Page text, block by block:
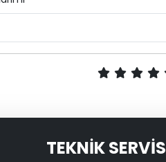
TEKNİK SERVİS